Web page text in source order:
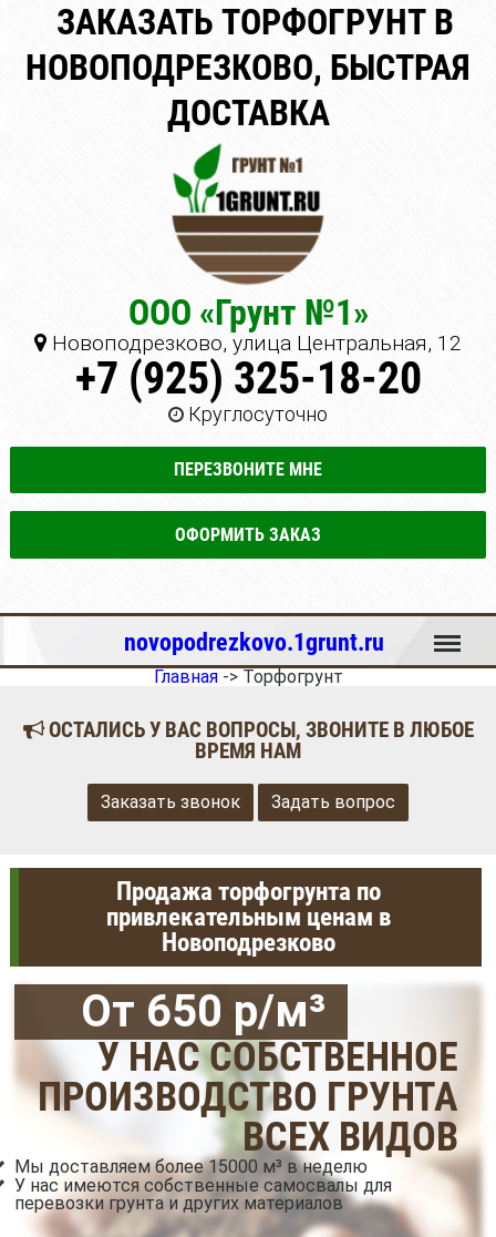
ЗАКАЗАТЬ ТОРФОГРУНТ В
НОВОПОДРЕЗКОВО, БЫСТРАЯ
ДОСТАВКА
ООО «Грунт №1»
Новоподрезково, улица Центральная, 12
+7 (925) 325-18-20
Круглосуточно
ПЕРЕЗВОНИТЕ МНЕ
ОФОРМИТЬ ЗАКАЗ
novopodrezkovo.1grunt.ru Меню
Главная-> Торфогрунт
ОСТАЛИСЬ У ВАС ВОПРОСЫ, ЗВОНИТЕ В ЛЮБОЕ
ВРЕМЯ НАМ
Заказать звонок Задать вопрос
Продажа торфогрунта по
привлекательным ценам в
Новоподрезково
От 650 р/м³
У НАС СОБСТВЕННОЕ
ПРОИЗВОДСТВО ГРУНТА
ВСЕХ ВИДОВ
Мы доставляем более 15000 м³ в неделю
У нас имеются собственные самосвалы для
перевозки грунта и других материалов